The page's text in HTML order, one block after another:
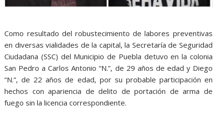
Como resultado del robustecimiento de labores preventivas
en diversas vialidades de la capital, la Secretaría de Seguridad
Ciudadana (SSC) del Municipio de Puebla detuvo en la colonia
San Pedro a Carlos Antonio “N.”, de 29 años de edad y Diego
“N.”, de 22 años de edad, por su probable participación en
hechos con apariencia de delito de portación de arma de
fuego sin la licencia correspondiente.